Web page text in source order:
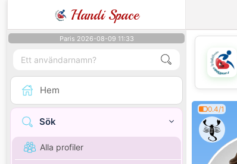
Handi Space
Paris 2026-08-09 11:33
Hem
Sök
Alla profiler
0.4/1